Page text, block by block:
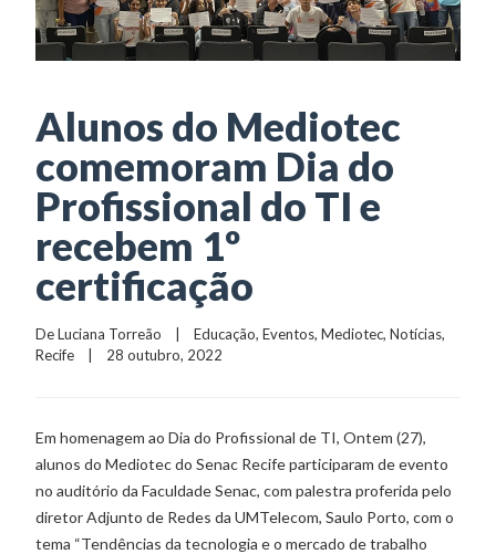
Alunos do Mediotec
comemoram Dia do
Profissional do TI e
recebem 1º
certificação
De Luciana Torreão
    |
Educação, Eventos, Mediotec, Notícias
Recife
    |    28 outubro, 2022
Em homenagem ao Dia do Profissional de TI, Ontem (27),
alunos do Mediotec do Senac Recife participaram de evento
no auditório da Faculdade Senac, com palestra proferida pelo
diretor Adjunto de Redes da UMTelecom, Saulo Porto, com o
tema “Tendências da tecnologia e o mercado de trabalho